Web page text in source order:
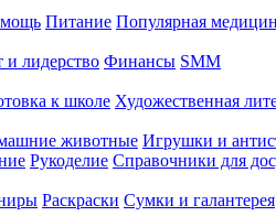
Питание Популярная
лидерство Финансы SMM
к школе Художественная
животные Игрушки и
Рукоделие Справочники для
Раскраски Сумки и галантерея